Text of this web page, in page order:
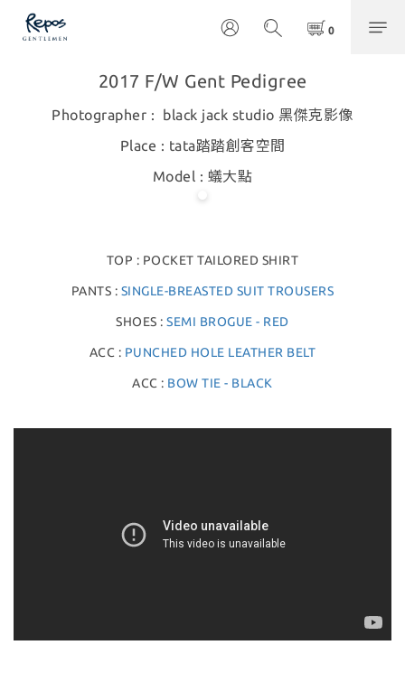
2017 F/W Gent Pedigree
Photographer : black jack studio 黑傑克影像
Place : tata踏踏創客空間
Model : 蟻大點
TOP : POCKET TAILORED SHIRT
PANTS : SINGLE-BREASTED SUIT TROUSERS
SHOES :SEMI BROGUE - RED
ACC : PUNCHED HOLE LEATHER BELT
ACC : BOW TIE - BLACK